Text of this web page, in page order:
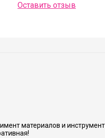
сделано.Людмила
Оставить отзыв
материалов и